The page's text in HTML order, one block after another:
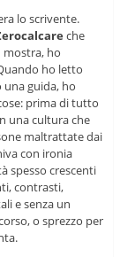
lo scrivente.
che
mostra, ho
ho letto
una guida, ho
prima di tutto
una cultura che
maltrattate dai
con ironia
spesso crescenti
contrasti,
e senza un
o sprezzo per